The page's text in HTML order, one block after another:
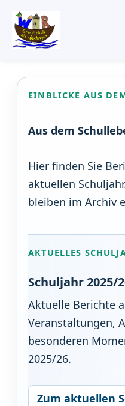
EINBLICKE AUS
Aus dem
Hier finden Sie
aktuellen
bleiben im Archiv
AKTUELLES
Schuljahr 2025/
Aktuelle Berichte
Veranstaltungen,
besonderen
2025/26.
Zum aktuellen